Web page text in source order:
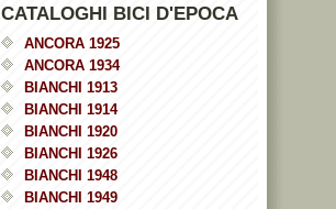
CATALOGHI BICI D'EPOCA
ANCORA 1925
ANCORA 1934
BIANCHI 1913
BIANCHI 1914
BIANCHI 1920
BIANCHI 1926
BIANCHI 1948
BIANCHI 1949